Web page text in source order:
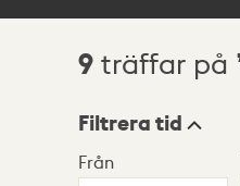
Sökresultat
9 träffar på
Visningsläge
Filtrera tid
Från